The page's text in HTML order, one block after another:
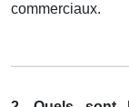
commerciaux.